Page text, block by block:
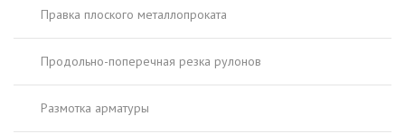
Правка плоского металлопроката
Продольно-поперечная резка рулонов
Размотка арматуры